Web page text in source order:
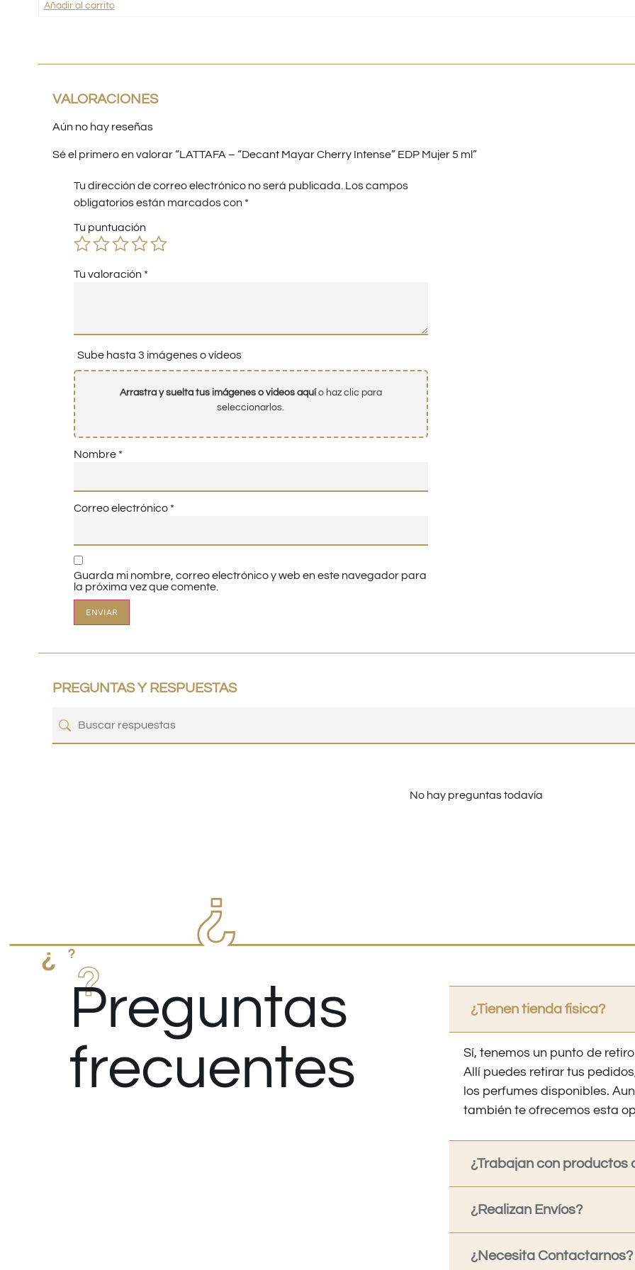
Añadir al carrito
VALORACIONES
Aún no hay reseñas
Sé el primero en valorar “LATTAFA – “Decant Mayar Cherry Intense” EDP Mujer 5 ml”
Tu dirección de correo electrónico no será publicada. Los campos
obligatorios están marcados con *
Tu puntuación
Tu valoración *
Sube hasta 3 imágenes o vídeos
Arrastra y suelta tus imágenes o videos aquío haz clic para
seleccionarlos.
Nombre *
Correo electrónico *
Guarda mi nombre, correo electrónico y web en este navegador para
la próxima vez que comente.
PREGUNTAS Y RESPUESTAS
No hay preguntas todavía
Preguntas
frecuentes
¿Tienen tienda fisica?
Sí, tenemos un punto de
Allí puedes retirar tus
los perfumes disponibles.
también te ofrecemos esta
¿Trabajan con productos
¿Realizan Envíos?
¿Necesita Contactarnos?